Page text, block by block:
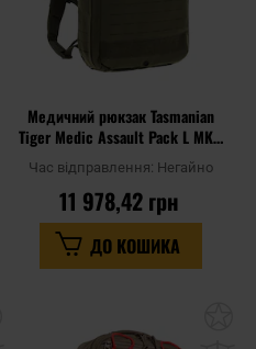
Медичний рюкзак Tasmanian
Tiger Medic Assault Pack L MKII
Час відправлення: Негайно
11 978,42 грн
ДО КОШИКА